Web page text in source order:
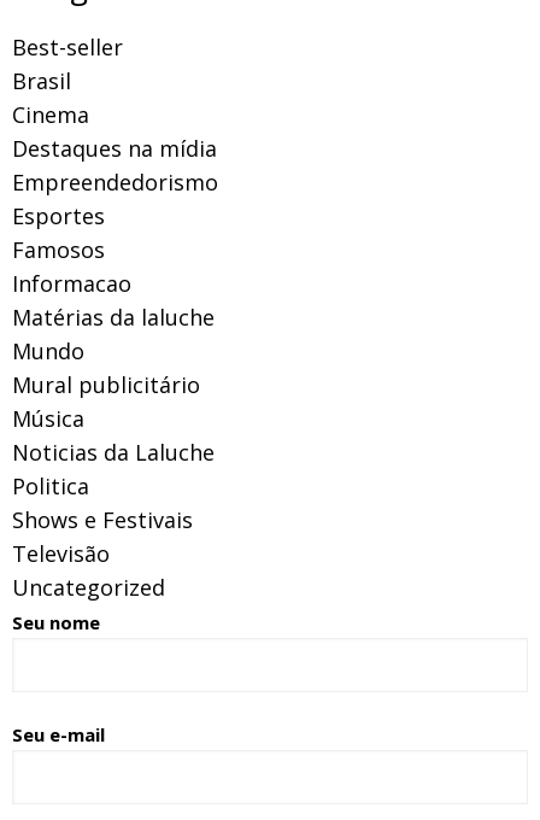
Best-seller
Brasil
Cinema
Destaques na mídia
Empreendedorismo
Esportes
Famosos
Informacao
Matérias da laluche
Mundo
Mural publicitário
Música
Noticias da Laluche
Politica
Shows e Festivais
Televisão
Uncategorized
Seu nome
Seu e-mail